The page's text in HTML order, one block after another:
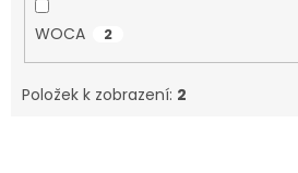
WOCA 2
Položek k zobrazení: 2